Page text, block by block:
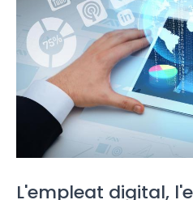
L'empleat digital,